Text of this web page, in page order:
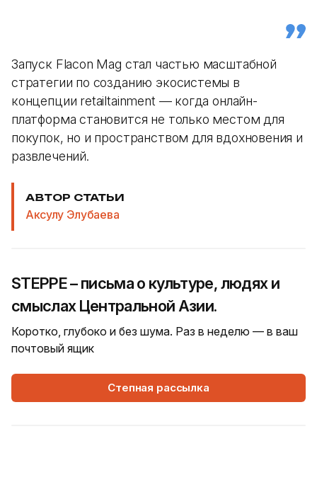
Запуск Flacon Mag стал частью масштабной
стратегии по созданию экосистемы в
концепции retailtainment — когда онлайн-
платформа становится не только местом для
покупок, но и пространством для вдохновения и
развлечений.
АВТОР СТАТЬИ
Аксулу Элубаева
STEPPE – письма о культуре, людях и
смыслах Центральной Азии.
Коротко, глубоко и без шума. Раз в неделю — в ваш
почтовый ящик
Степная рассылка